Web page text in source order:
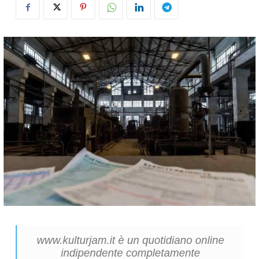
www.kulturjam.it è un quotidiano online
indipendente completamente